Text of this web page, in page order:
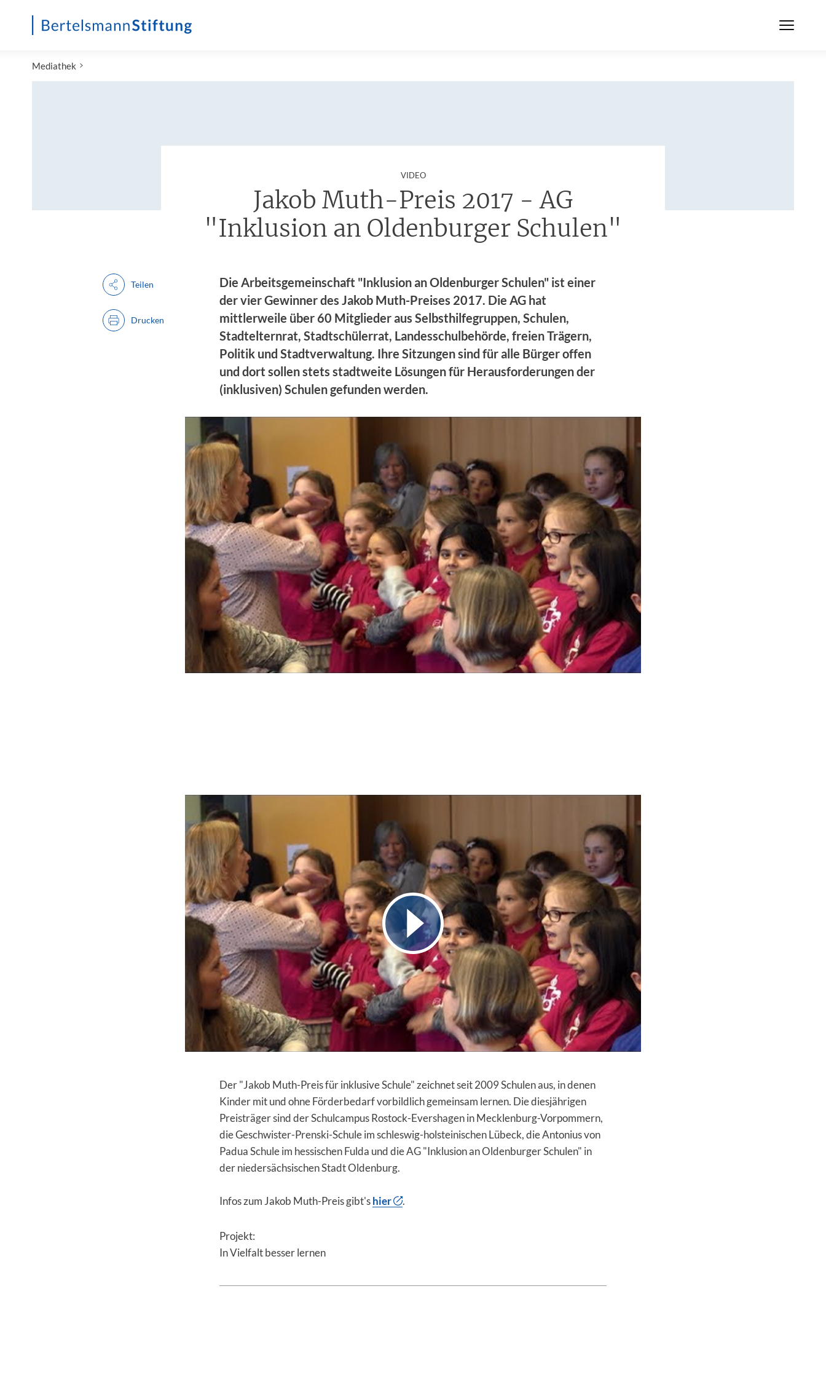
Mediathek
VIDEO:
Jakob Muth-Preis 2017 - AG
"Inklusion an Oldenburger Schulen"
Die Arbeitsgemeinschaft "Inklusion an Oldenburger Schulen" ist einer
der vier Gewinner des Jakob Muth-Preises 2017. Die AG hat
mittlerweile über 60 Mitglieder aus Selbsthilfegruppen, Schulen,
Stadtelternrat, Stadtschülerrat, Landesschulbehörde, freien Trägern,
Politik und Stadtverwaltung. Ihre Sitzungen sind für alle Bürger offen
und dort sollen stets stadtweite Lösungen für Herausforderungen der
(inklusiven) Schulen gefunden werden.
Teilen
Drucken
Der "Jakob Muth-Preis für inklusive Schule" zeichnet seit 2009 Schulen aus, in denen
Kinder mit und ohne Förderbedarf vorbildlich gemeinsam lernen. Die diesjährigen
Preisträger sind der Schulcampus Rostock-Evershagen in Mecklenburg-Vorpommern,
die Geschwister-Prenski-Schule im schleswig-holsteinischen Lübeck, die Antonius von
Padua Schule im hessischen Fulda und die AG "Inklusion an Oldenburger Schulen" in
der niedersächsischen Stadt Oldenburg.
Infos zum Jakob Muth-Preis gibt'shier .
Projekt:
In Vielfalt besser lernen